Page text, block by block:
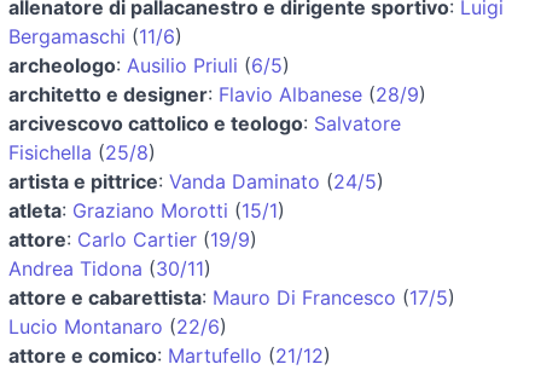
allenatore di pallacanestro e dirigente sportivo: Luigi
Bergamaschi (11/6)
archeologo: Ausilio Priuli (6/5)
architetto e designer: Flavio Albanese (28/9)
arcivescovo cattolico e teologo: Salvatore
Fisichella (25/8)
artista e pittrice: Vanda Daminato (24/5)
atleta: Graziano Morotti (15/1)
attore: Carlo Cartier (19/9)
Andrea Tidona (30/11)
attore e cabarettista: Mauro Di Francesco (17/5)
Lucio Montanaro (22/6)
attore e comico: Martufello (21/12)